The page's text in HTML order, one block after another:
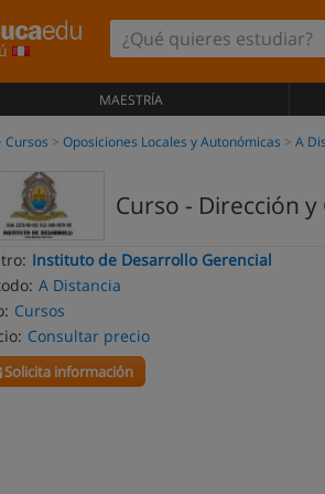
MAESTRÍA
Cursos Oposiciones Locales y Autonómicas A
Curso - Dirección
Instituto de Desarrollo Gerencial
A Distancia
Cursos
Consultar precio
Solicita información